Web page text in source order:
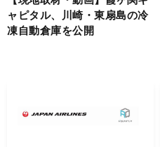
ャピタル、川崎・東扇島の冷
凍自動倉庫を公開